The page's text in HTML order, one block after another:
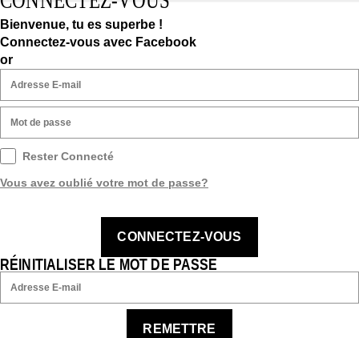
Bienvenue, tu es superbe !
Connectez-vous avec Facebook
or
Rester Connecté
Vous avez oublié votre mot de passe?
CONNECTEZ-VOUS
RÉINITIALISER LE MOT DE PASSE
REMETTRE